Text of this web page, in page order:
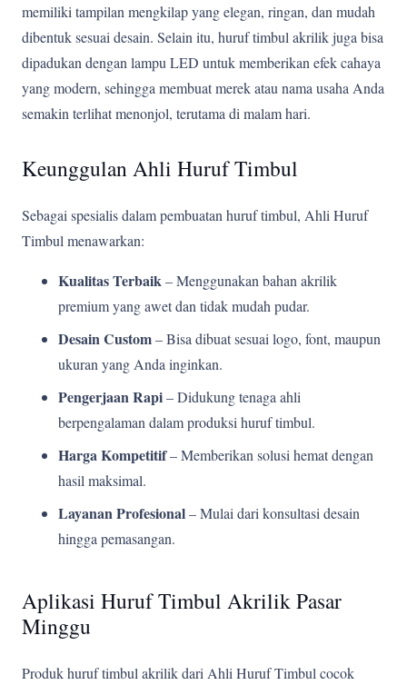
memiliki tampilan mengkilap yang elegan, ringan, dan mudah
dibentuk sesuai desain. Selain itu, huruf timbul akrilik juga bisa
dipadukan dengan lampu LED untuk memberikan efek cahaya
yang modern, sehingga membuat merek atau nama usaha Anda
semakin terlihat menonjol, terutama di malam hari.
Keunggulan Ahli Huruf Timbul
Sebagai spesialis dalam pembuatan huruf timbul, Ahli Huruf
Timbul menawarkan:
Kualitas Terbaik– Menggunakan bahan akrilik
premium yang awet dan tidak mudah pudar.
Desain Custom– Bisa dibuat sesuai logo, font, maupun
ukuran yang Anda inginkan.
Pengerjaan Rapi– Didukung tenaga ahli
berpengalaman dalam produksi huruf timbul.
Harga Kompetitif– Memberikan solusi hemat dengan
hasil maksimal.
Layanan Profesional– Mulai dari konsultasi desain
hingga pemasangan.
Aplikasi Huruf Timbul Akrilik Pasar
Minggu
Produk huruf timbul akrilik dari Ahli Huruf Timbul cocok